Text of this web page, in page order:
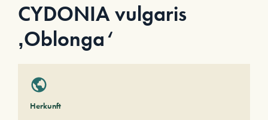
CYDONIA vulgaris
‚Oblonga‘
Herkunft